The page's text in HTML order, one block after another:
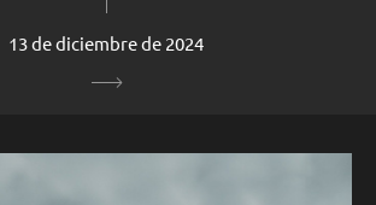
13 de diciembre de 2024